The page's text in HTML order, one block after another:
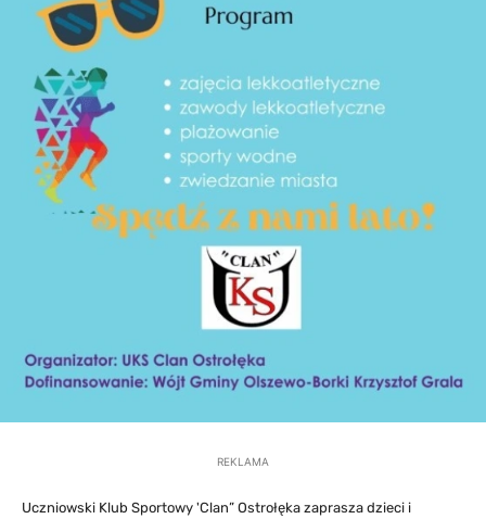
REKLAMA
Uczniowski Klub Sportowy 'Clan” Ostrołęka zaprasza dzieci i